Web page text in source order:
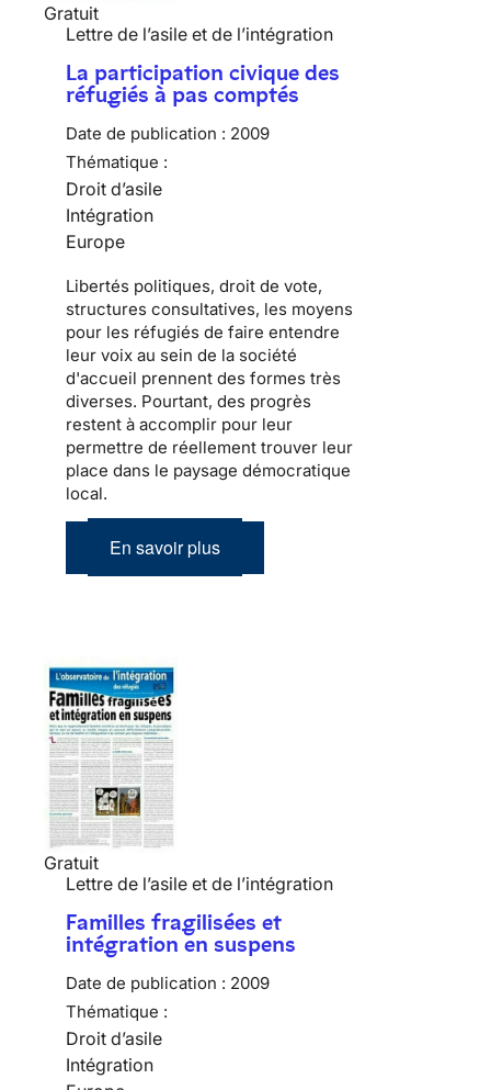
Gratuit
Lettre de l’asile et de l’intégration
La participation civique des
réfugiés à pas comptés
Date de publication : 2009
Thématique :
Droit d’asile
Intégration
Europe
Libertés politiques, droit de vote,
structures consultatives, les moyens
pour les réfugiés de faire entendre
leur voix au sein de la société
d'accueil prennent des formes très
diverses. Pourtant, des progrès
restent à accomplir pour leur
permettre de réellement trouver leur
place dans le paysage démocratique
local.
En savoir plus
Gratuit
Lettre de l’asile et de l’intégration
Familles fragilisées et
intégration en suspens
Date de publication : 2009
Thématique :
Droit d’asile
Intégration